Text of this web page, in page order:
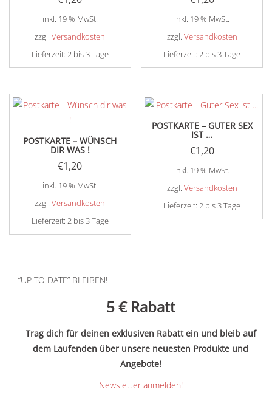
inkl. 19 % MwSt.
zzgl.Versandkosten
Lieferzeit: 2 bis 3 Tage
inkl. 19 % MwSt.
zzgl. Versandkosten
Lieferzeit:2 bis 3 Tage
POSTKARTE – WÜNSCH
DIR WAS !
€1,20
inkl. 19 % MwSt.
zzgl.Versandkosten
Lieferzeit: 2 bis 3 Tage
POSTKARTE – GUTER SEX
IST …
€1,20
inkl. 19 % MwSt.
zzgl. Versandkosten
Lieferzeit:2 bis 3 Tage
“UP TO DATE” BLEIBEN!
5 € Rabatt
Trag dich für deinen exklusiven Rabatt ein und bleib auf
dem Laufenden über unsere neuesten Produkte und
Angebote!
Newsletter anmelden!